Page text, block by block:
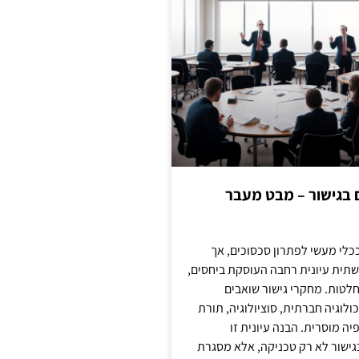
בגישור – מבט מעבר
מעשי לפתרון סכסוכים, אך
עיונית רחבה העוסקת ביחסים,
מחקרי גישור שואבים
חברתית, סוציולוגיה, תורת
מוסרית. הבנה עיונית זו
לא רק טכניקה, אלא מסגרת